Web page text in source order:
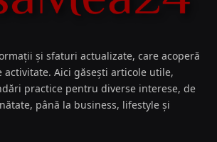
și sfaturi actualizate, care acoperă
activitate. Aici găsești articole utile,
practice pentru diverse interese, de
până la business, lifestyle și